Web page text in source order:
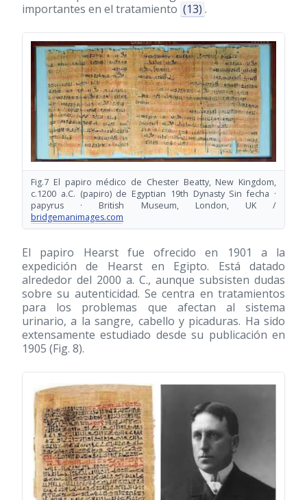
importantes en el tratamiento (13) .
Fig.7 El papiro médico de Chester Beatty, New Kingdom,
c.1200 a.C. (papiro) de Egyptian 19th Dynasty Sin fecha ·
papyrus · British Museum, London, UK /
bridgemanimages.com
El papiro Hearst fue ofrecido en 1901 a la
expedición de Hearst en Egipto. Está datado
alrededor del 2000 a. C., aunque subsisten dudas
sobre su autenticidad. Se centra en tratamientos
para los problemas que afectan al sistema
urinario, a la sangre, cabello y picaduras. Ha sido
extensamente estudiado desde su publicación en
1905 (Fig. 8).